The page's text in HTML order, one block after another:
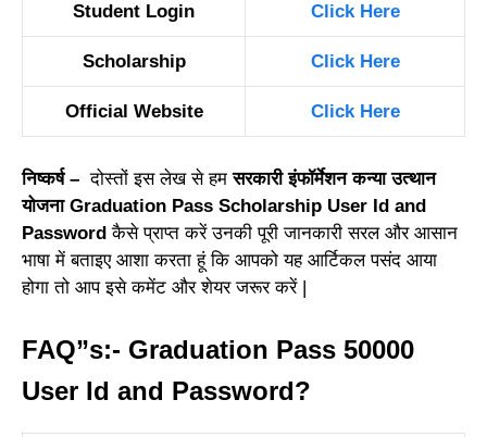
Student Login Click Here
Scholarship Click Here
Official Website Click Here
निष्कर्ष – दोस्तों इस लेख से हम सरकारी इंफॉर्मेशन कन्या उत्थान
योजना Graduation Pass Scholarship User Id and
Password कैसे प्राप्त करें उनकी पूरी जानकारी सरल और आसान
भाषा में बताइए आशा करता हूं कि आपको यह आर्टिकल पसंद आया
होगा तो आप इसे कमेंट और शेयर जरूर करें |
FAQ”s:- Graduation Pass 50000
User Id and Password?